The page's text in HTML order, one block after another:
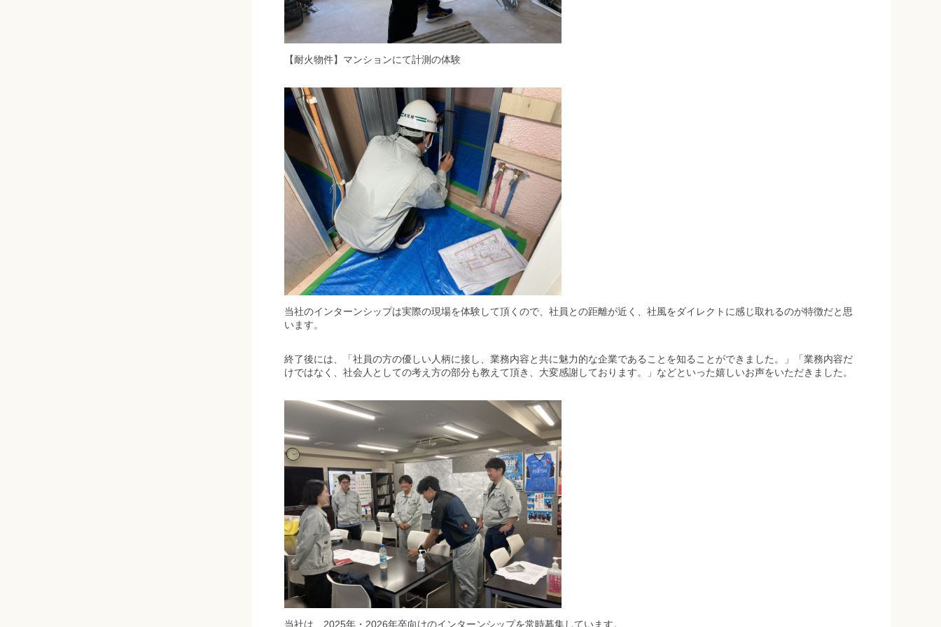
【耐火物件】マンションにて計測の体験
当社のインターンシップは実際の現場を体験して頂くので、社員との距離が近く、社風をダイレクトに感じ取れるのが特徴だと思
います。
終了後には、「社員の方の優しい人柄に接し、業務内容と共に魅力的な企業であることを知ることができました。」「業務内容だ
けではなく、社会人としての考え方の部分も教えて頂き、大変感謝しております。」などといった嬉しいお声をいただきました。
当社は、2025年・2026年卒向けのインターンシップを常時募集しています。